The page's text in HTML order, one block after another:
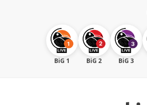
BiG 1 BiG 2 BiG 3